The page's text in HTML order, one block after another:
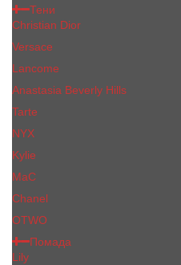
Тени
Christian Dior
Versace
Lancome
Anastasia Beverly Hills
Tarte
NYX
Kylie
MaC
Сhanеl
OTWO
Помада
Lily